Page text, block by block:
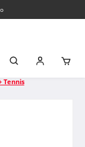
Tennis